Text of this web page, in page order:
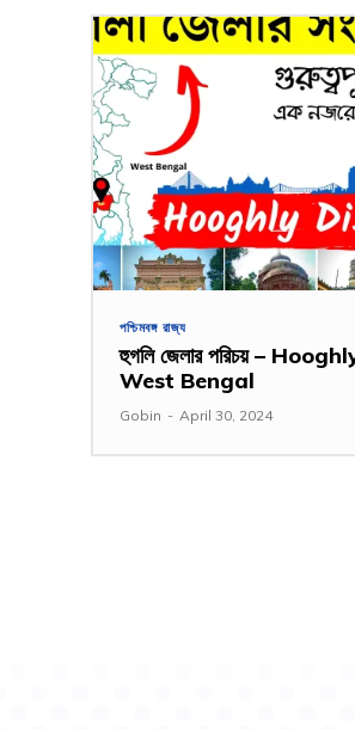
পশ্চিমবঙ্গ রাজ্য
হুগলি জেলার পরিচয় –
West Bengal
Gobin - April 30, 2024